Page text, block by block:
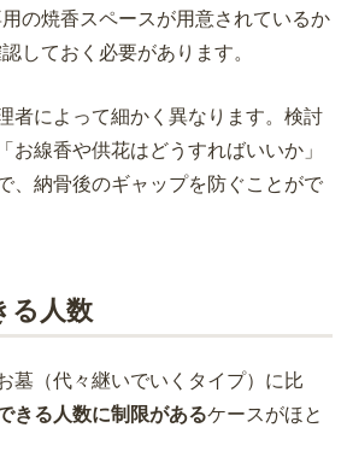
の焼香スペースが用意されているか
しておく必要があります。
者によって細かく異なります。検討
お線香や供花はどうすればいいか」
、納骨後のギャップを防ぐことがで
る人数
墓（代々継いでいくタイプ）に比
きる人数に制限があるケースがほと